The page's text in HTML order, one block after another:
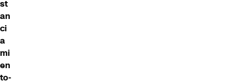
st
an
ci
a
mi
en
to-